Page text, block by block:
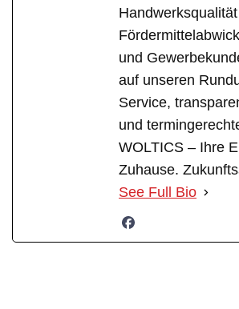
und
auf unseren
Service,
und
WOLTICS – Ihre
Zuhause.
See Full Bio